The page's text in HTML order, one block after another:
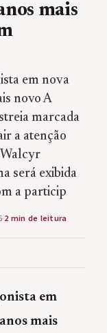
mais
em nova
novo A
marcada
a atenção
será exibida
a particip
·2 min de leitura
em
mais